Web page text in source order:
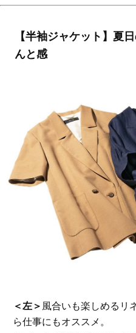
【半袖ジャケット】夏
んと感
＜左＞ 風合いも楽しめるリ
ら仕事にもオススメ。